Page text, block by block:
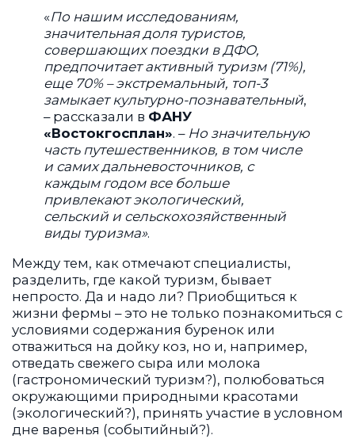
«По нашим исследованиям,
значительная доля туристов,
совершающих поездки в ДФО,
предпочитает активный туризм (71%),
еще 70% – экстремальный, топ-3
замыкает культурно-познавательный,
– рассказали в ФАНУ
«Востокгосплан». – Но значительную
часть путешественников, в том числе
и самих дальневосточников, с
каждым годом все больше
привлекают экологический,
сельский и сельскохозяйственный
виды туризма».
Между тем, как отмечают специалисты,
разделить, где какой туризм, бывает
непросто. Да и надо ли? Приобщиться к
жизни фермы – это не только познакомиться с
условиями содержания буренок или
отважиться на дойку коз, но и, например,
отведать свежего сыра или молока
(гастрономический туризм?), полюбоваться
окружающими природными красотами
(экологический?), принять участие в условном
дне варенья (событийный?).